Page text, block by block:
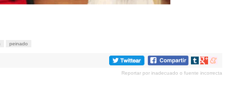
peinado
Compartir
tumblr
Compartir
Google+
Compartir
meneame
Reportar por inadecuado o fuente incorrecta